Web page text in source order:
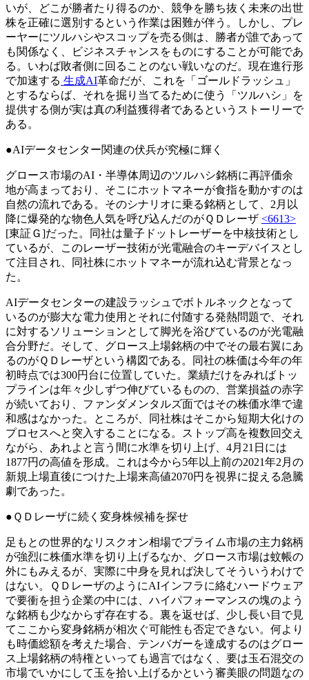
いが、どこが勝者たり得るのか、競争を勝ち抜く未来の出世
株を正確に選別するという作業は困難が伴う。しかし、プレ
ーヤーにツルハシやスコップを売る側は、勝者が誰であって
も関係なく、ビジネスチャンスをものにすることが可能であ
る。いわば敗者側に回ることのない戦いなのだ。現在進行形
で加速する 生成AI革命だが、これを「ゴールドラッシュ」
とするならば、それを掘り当てるために使う「ツルハシ」を
提供する側が実は真の利益獲得者であるというストーリーで
ある。
●AIデータセンター関連の伏兵が究極に輝く
グロース市場のAI・半導体周辺のツルハシ銘柄に再評価余
地が高まっており、そこにホットマネーが食指を動かすのは
自然の流れである。そのシナリオに乗る銘柄として、2月以
降に爆発的な物色人気を呼び込んだのがＱＤレーザ <6613>
[東証Ｇ]だった。同社は量子ドットレーザーを中核技術とし
ているが、このレーザー技術が光電融合のキーデバイスとし
て注目され、同社株にホットマネーが流れ込む背景となっ
た。
AIデータセンターの建設ラッシュでボトルネックとなって
いるのが膨大な電力使用とそれに付随する発熱問題で、それ
に対するソリューションとして脚光を浴びているのが光電融
合分野だ。そして、グロース上場銘柄の中でその最右翼にあ
るのがＱＤレーザという構図である。同社の株価は今年の年
初時点では300円台に位置していた。業績だけをみればトッ
プラインは年々少しずつ伸びているものの、営業損益の赤字
が続いており、ファンダメンタルズ面ではその株価水準で違
和感はなかった。ところが、同社株はそこから短期大化けの
プロセスへと突入することになる。ストップ高を複数回交え
ながら、あれよと言う間に水準を切り上げ、4月21日には
1877円の高値を形成。これは今から5年以上前の2021年2月の
新規上場直後につけた上場来高値2070円を視界に捉える急騰
劇であった。
●ＱＤレーザに続く変身株候補を探せ
足もとの世界的なリスクオン相場でプライム市場の主力銘柄
が強烈に株価水準を切り上げるなか、グロース市場は蚊帳の
外にもみえるが、実際に中身を見れば決してそういうわけで
はない。ＱＤレーザのようにAIインフラに絡むハードウェア
で要衝を担う企業の中には、ハイパフォーマンスの塊のよう
な銘柄も少なからず存在する。裏を返せば、少し長い目で見
てここから変身銘柄が相次ぐ可能性も否定できない。何より
も時価総額を考えた場合、テンバガーを達成するのはグロー
ス上場銘柄の特権といっても過言ではなく、要は玉石混交の
市場でいかにして玉を拾い上げるかという審美眼の問題なの